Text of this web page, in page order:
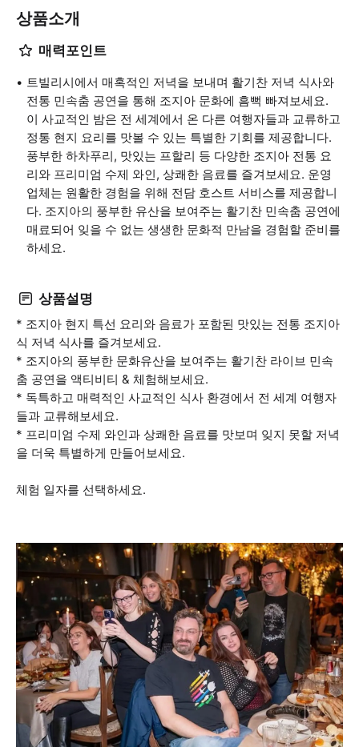
상품소개
매력포인트
트빌리시에서 매혹적인 저녁을 보내며 활기찬 저녁 식사와
전통 민속춤 공연을 통해 조지아 문화에 흠뻑 빠져보세요.
이 사교적인 밤은 전 세계에서 온 다른 여행자들과 교류하고
정통 현지 요리를 맛볼 수 있는 특별한 기회를 제공합니다.
풍부한 하차푸리, 맛있는 프할리 등 다양한 조지아 전통 요
리와 프리미엄 수제 와인, 상쾌한 음료를 즐겨보세요. 운영
업체는 원활한 경험을 위해 전담 호스트 서비스를 제공합니
다. 조지아의 풍부한 유산을 보여주는 활기찬 민속춤 공연에
매료되어 잊을 수 없는 생생한 문화적 만남을 경험할 준비를
하세요.
상품설명
* 조지아 현지 특선 요리와 음료가 포함된 맛있는 전통 조지아
식 저녁 식사를 즐겨보세요.
* 조지아의 풍부한 문화유산을 보여주는 활기찬 라이브 민속
춤 공연을 액티비티 & 체험해보세요.
* 독특하고 매력적인 사교적인 식사 환경에서 전 세계 여행자
들과 교류해보세요.
* 프리미엄 수제 와인과 상쾌한 음료를 맛보며 잊지 못할 저녁
을 더욱 특별하게 만들어보세요.
체험 일자를 선택하세요.